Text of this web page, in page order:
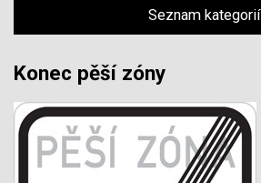
Seznam kategorií
Konec pěší zóny